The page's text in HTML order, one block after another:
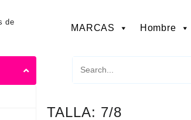
MARCAS Hombre
TALLA: 7/8